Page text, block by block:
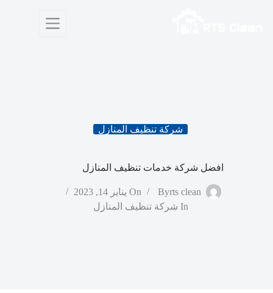
شركة تنظيف المنازل
افضل شركة خدمات تنظيف المنازل
Byrts clean
On يناير 14, 2023
In شركة تنظيف المنازل